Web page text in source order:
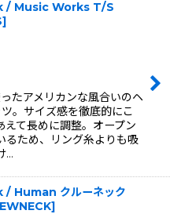
/ Music Works T/S
]
たアメリカンな風合いのヘ
。サイズ感を徹底的にこ
えて長めに調整。オープン
るため、リング糸よりも吸
…
Human クルーネック
]